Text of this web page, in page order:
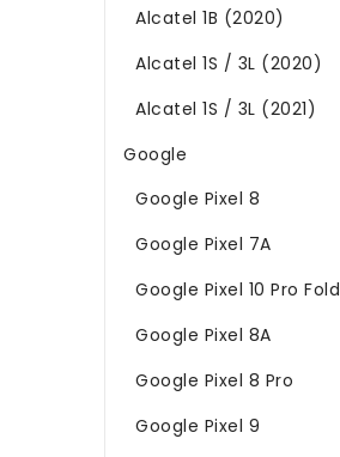
Alcatel 1B (2020)
Alcatel 1S / 3L (2020)
Alcatel 1S / 3L (2021)
Google
Google Pixel 8
Google Pixel 7A
Google Pixel 10 Pro Fold
Google Pixel 8A
Google Pixel 8 Pro
Google Pixel 9